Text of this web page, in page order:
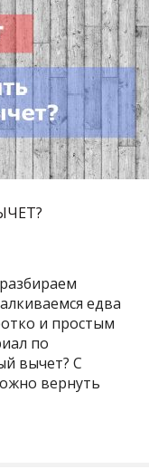
едва
и простым
по
вычет? С
вернуть